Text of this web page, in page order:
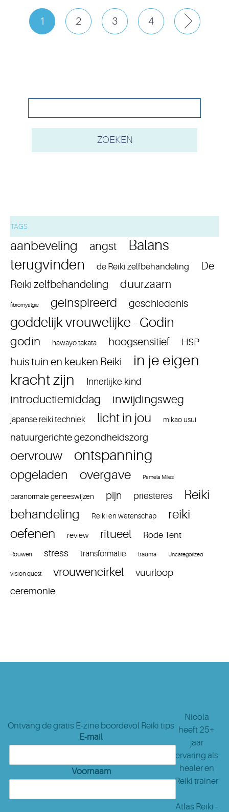
1 2 3 4 Next
TAGS
aanbeveling angst
Balans
terugvinden
de Reiki zelfbehandeling
De
Reiki zelfbehandeling
duurzaam
fibromyalgie geinspireerd geschiedenis
goddelijk vrouwelijke - Godin
godin hawayo takata hoogsensitief HSP
huis tuin en keuken Reiki
in je eigen
kracht zijn
Innerlijke kind
introductiemiddag inwijdingsweg
japanse reiki techniek licht in jou mikao usui
natuurgerichte gezondheidszorg
oervrouw ontspanning
opgeladen overgave Pamela Miles
paranormale geneeswijzen pijn priesteres
Reiki
behandeling
Reiki en wetenschap
reiki
oefenen
review ritueel Rode Tent
Rouwen stress transformatie trauma Uncategorized
vision quest vrouwencirkel
vuurloop
ceremonie
Ontvang de gratis E-zine boordevol Reiki tips
E-mail
Voornaam
Nicola
heeft 25+
jaar
ervaring als
healer en
Reiki trainer
Atlas Reiki -